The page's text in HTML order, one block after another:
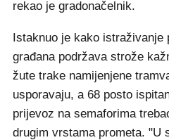
rekao je gradonačelnik.
Istaknuo je kako istraživanje
građana podržava strože
žute trake namijenjene
usporavaju, a 68 posto
prijevoz na semaforima
drugim vrstama prometa. "U